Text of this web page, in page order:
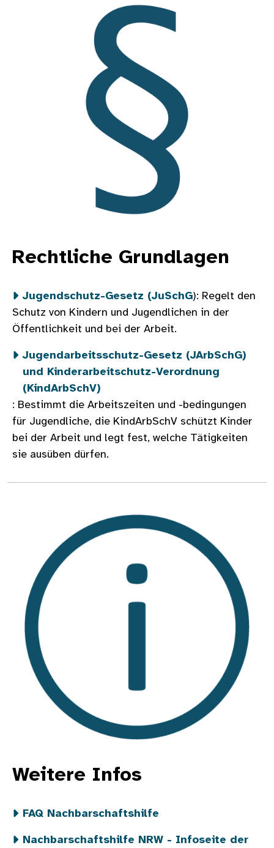
Rechtliche Grundlagen
Jugendschutz-Gesetz (JuSchG): Regelt den
Schutz von Kindern und Jugendlichen in der
Öffentlichkeit und bei der Arbeit.
Jugendarbeitsschutz-Gesetz (JArbSchG)
und Kinderarbeitschutz-Verordnung
(KindArbSchV)
: Bestimmt die Arbeitszeiten und -bedingungen
für Jugendliche, die KindArbSchV schützt Kinder
bei der Arbeit und legt fest, welche Tätigkeiten
sie ausüben dürfen.
Weitere Infos
FAQ Nachbarschaftshilfe
Nachbarschaftshilfe NRW - Infoseite der